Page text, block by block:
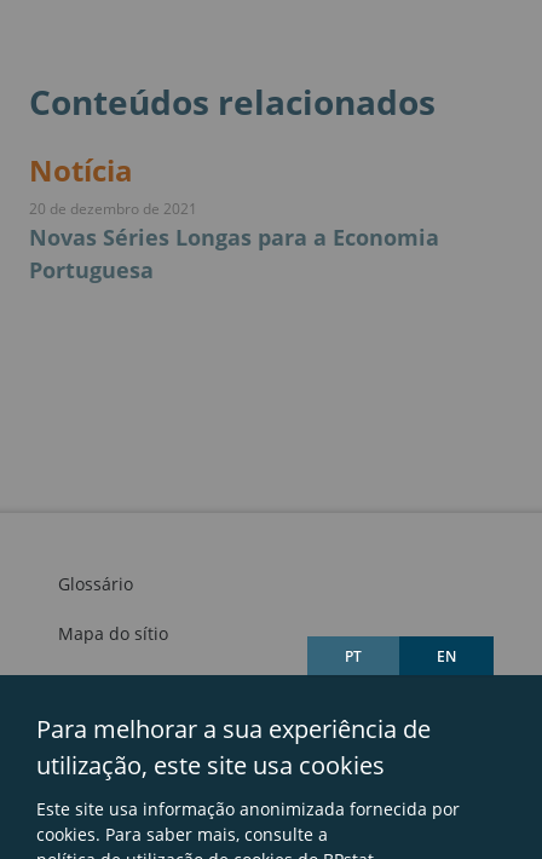
PT EN
Para melhorar a sua experiência de
utilização, este site usa cookies
Este site usa informação anonimizada fornecida por
cookies. Para saber mais, consulte a
Conteúdos relacionados
Notícia
20 de dezembro de 2021
Novas Séries Longas para a Economia
Portuguesa
Glossário
Mapa do sítio
Links úteis
Avisos legais
Contactos
Perguntas frequentes